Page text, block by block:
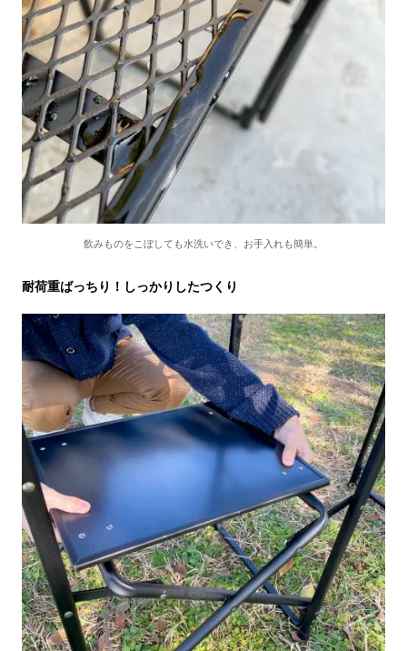
飲みものをこぼしても水洗いでき、お手入れも簡単。
耐荷重ばっちり！しっかりしたつくり